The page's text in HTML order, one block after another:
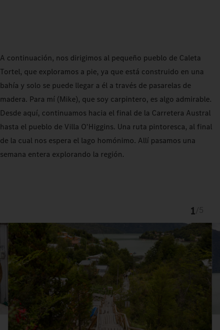
A continuación, nos dirigimos al pequeño pueblo de Caleta
Tortel, que exploramos a pie, ya que está construido en una
bahía y solo se puede llegar a él a través de pasarelas de
madera. Para mí (Mike), que soy carpintero, es algo admirable.
Desde aquí, continuamos hacia el final de la Carretera Austral
hasta el pueblo de Villa O'Higgins. Una ruta pintoresca, al final
de la cual nos espera el lago homónimo. Allí pasamos una
semana entera explorando la región.
1